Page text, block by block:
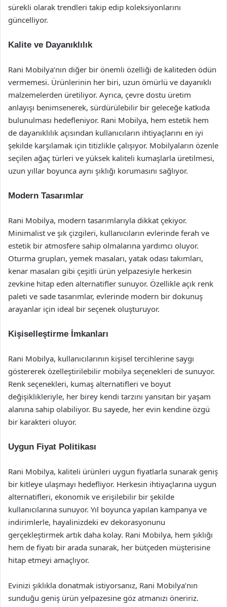
sürekli olarak trendleri takip edip koleksiyonlarını
güncelliyor.
Kalite ve Dayanıklılık
Rani Mobilya’nın diğer bir önemli özelliği de kaliteden ödün
vermemesi. Ürünlerinin her biri, uzun ömürlü ve dayanıklı
malzemelerden üretiliyor. Ayrıca, çevre dostu üretim
anlayışı benimsenerek, sürdürülebilir bir geleceğe katkıda
bulunulması hedefleniyor. Rani Mobilya, hem estetik hem
de dayanıklılık açısından kullanıcıların ihtiyaçlarını en iyi
şekilde karşılamak için titizlikle çalışıyor. Mobilyaların özenle
seçilen ağaç türleri ve yüksek kaliteli kumaşlarla üretilmesi,
uzun yıllar boyunca aynı şıklığı korumasını sağlıyor.
Modern Tasarımlar
Rani Mobilya, modern tasarımlarıyla dikkat çekiyor.
Minimalist ve şık çizgileri, kullanıcıların evlerinde ferah ve
estetik bir atmosfere sahip olmalarına yardımcı oluyor.
Oturma grupları, yemek masaları, yatak odası takımları,
kenar masaları gibi çeşitli ürün yelpazesiyle herkesin
zevkine hitap eden alternatifler sunuyor. Özellikle açık renk
paleti ve sade tasarımlar, evlerinde modern bir dokunuş
arayanlar için ideal bir seçenek oluşturuyor.
Kişiselleştirme İmkanları
Rani Mobilya, kullanıcılarının kişisel tercihlerine saygı
göstererek özelleştirilebilir mobilya seçenekleri de sunuyor.
Renk seçenekleri, kumaş alternatifleri ve boyut
değişiklikleriyle, her birey kendi tarzını yansıtan bir yaşam
alanına sahip olabiliyor. Bu sayede, her evin kendine özgü
bir karakteri oluyor.
Uygun Fiyat Politikası
Rani Mobilya, kaliteli ürünleri uygun fiyatlarla sunarak geniş
bir kitleye ulaşmayı hedefliyor. Herkesin ihtiyaçlarına uygun
alternatifleri, ekonomik ve erişilebilir bir şekilde
kullanıcılarına sunuyor. Yıl boyunca yapılan kampanya ve
indirimlerle, hayalinizdeki ev dekorasyonunu
gerçekleştirmek artık daha kolay. Rani Mobilya, hem şıklığı
hem de fiyatı bir arada sunarak, her bütçeden müşterisine
hitap etmeyi amaçlıyor.
Evinizi şıklıkla donatmak istiyorsanız, Rani Mobilya’nın
sunduğu geniş ürün yelpazesine göz atmanızı öneririz.